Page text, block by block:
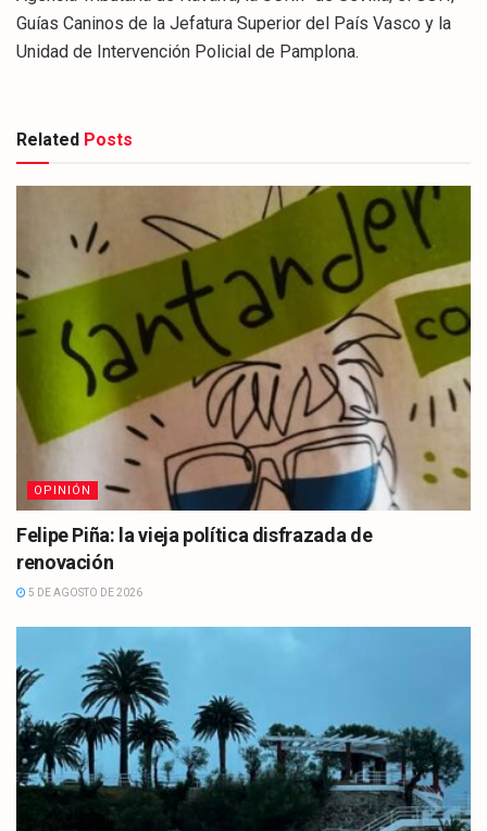
Guías Caninos de la Jefatura Superior del País Vasco y la
Unidad de Intervención Policial de Pamplona.
Related Posts
OPINIÓN
Felipe Piña: la vieja política disfrazada de
renovación
5 DE AGOSTO DE 2026